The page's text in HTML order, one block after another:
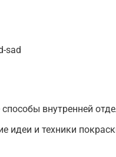
sad
внутренней
идеи и техники